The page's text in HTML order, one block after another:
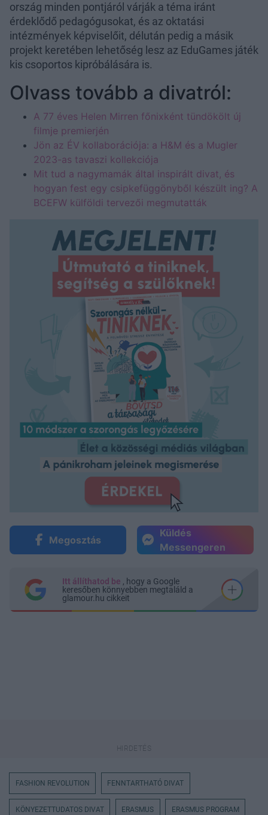
ország minden pontjáról várják a téma iránt
érdeklődő pedagógusokat, és az oktatási
intézmények képviselőit, délután pedig a másik
projekt keretében lehetőség lesz az EduGames játék
kis csoportos kipróbálására is.
Olvass tovább a divatról:
A 77 éves Helen Mirren főnixként tündökölt új
filmje premierjén
Jön az ÉV kollaborációja: a H&M és a Mugler
2023-as tavaszi kollekciója
Mit tud a nagymamák által inspirált divat, és
hogyan fest egy csipkefüggönyből készült ing? A
BCEFW külföldi tervezői megmutatták
Megosztás
Küldés
Messengeren
Itt állíthatod be , hogy a Google
keresőben könnyebben megtaláld a
glamour.hu cikkeit
FASHION REVOLUTION FENNTARTHATÓ DIVAT
KÖNYEZETTUDATOS DIVAT ERASMUS ERASMUS PROGRAM